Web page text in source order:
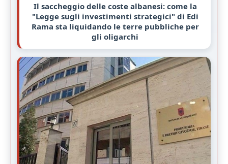
Il saccheggio delle coste albanesi: come la
"Legge sugli investimenti strategici" di Edi
Rama sta liquidando le terre pubbliche per
gli oligarchi